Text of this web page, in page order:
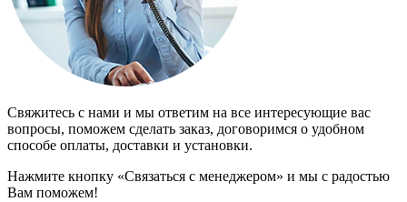
Свяжитесь с нами и мы ответим на все интересующие вас
вопросы, поможем сделать заказ, договоримся о удобном
способе оплаты, доставки и установки.
Нажмите кнопку «Связаться с менеджером» и мы с радостью
Вам поможем!